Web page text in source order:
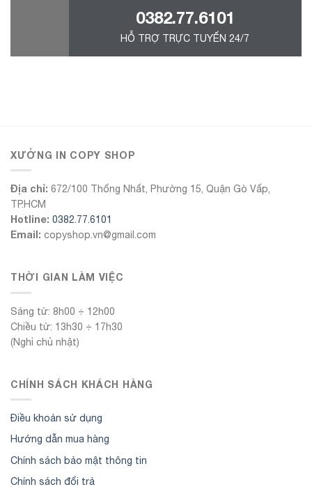
0382.77.6101
HỖ TRỢ TRỰC TUYẾN 24/7
XƯỞNG IN COPY SHOP
Địa chỉ: 672/100 Thống Nhất, Phường 15, Quận Gò Vấp,
TP.HCM
Hotline: 0382.77.6101
Email: copyshop.vn@gmail.com
THỜI GIAN LÀM VIỆC
Sáng từ: 8h00 ÷ 12h00
Chiều từ: 13h30 ÷ 17h30
(Nghỉ chủ nhật)
CHÍNH SÁCH KHÁCH HÀNG
Điều khoản sử dụng
Hướng dẫn mua hàng
Chính sách bảo mật thông tin
Chính sách đổi trả